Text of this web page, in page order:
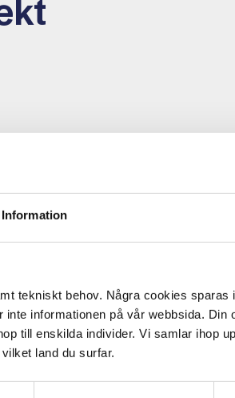
Information
tekniskt behov. Några cookies sparas
informationen på vår webbsida. Din
till enskilda individer. Vi samlar ihop
land du surfar.
av en säljare under en
i samtalet. Eftersom
vart konsumenten skulle
säljaren och konsumenten
samtalet. Konsumenten fick
när konsumenten ville nyttja
dagar löpt ut.
hade getts till